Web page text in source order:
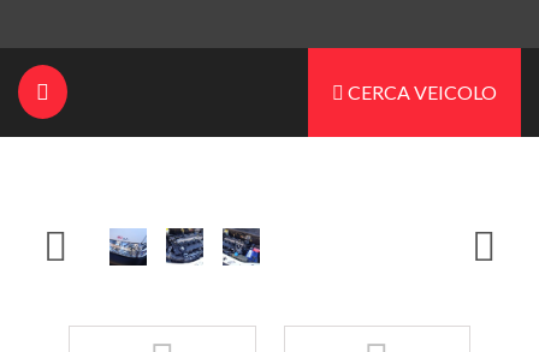
CERCA VEICOLO